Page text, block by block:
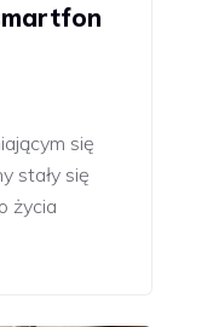
się
stały się
życia